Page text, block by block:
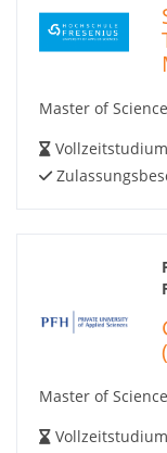
Master of Science
Vollzeitstudium
Master of Science
Vollzeitstudium